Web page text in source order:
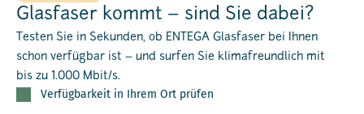
Glasfaser kommt – sind Sie dabei?
Testen Sie in Sekunden, ob ENTEGA Glasfaser bei Ihnen
schon verfügbar ist – und surfen Sie klimafreundlich mit
bis zu 1.000 Mbit/s.
Verfügbarkeit in Ihrem Ort prüfen